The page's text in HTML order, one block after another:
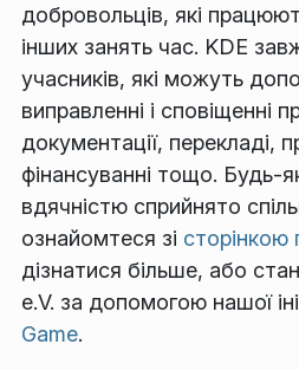
добровольців, які
інших занять час. KDE
учасників, які можуть
виправленні і сповіщенні
документації, перекладі,
фінансуванні тощо. Будь-
вдячністю сприйнято
ознайомтеся зі сторінкою
дізнатися більше, або
e.V. за допомогою нашої
Game.